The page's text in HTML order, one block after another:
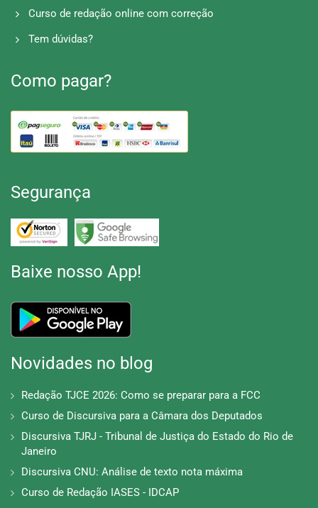
Curso de redação online com correção
Tem dúvidas?
Como pagar?
Segurança
Baixe nosso App!
Novidades no blog
Redação TJCE 2026: Como se preparar para a FCC
Curso de Discursiva para a Câmara dos Deputados
Discursiva TJRJ - Tribunal de Justiça do Estado do Rio de
Janeiro
Discursiva CNU: Análise de texto nota máxima
Curso de Redação IASES - IDCAP